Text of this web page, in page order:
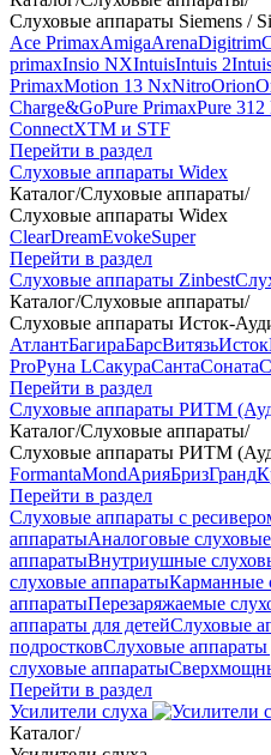
Слуховые аппараты Siemens /
Ace PrimaxAmigaArenaDigitrim
primaxInsio NXIntuisIntuis 2
PrimaxMotion 13 NxNitroOrion
Charge&GoPure PrimaxPure
ConnectXTM и STF
Перейти в раздел
Слуховые аппараты Widex
Каталог/Слуховые аппараты/
Слуховые аппараты Widex
ClearDreamEvokeSuper
Перейти в раздел
Слуховые аппараты Zinbest
Каталог/Слуховые аппараты/
Слуховые аппараты Исток-
АтлантБагираБарсВитязьИсток
ProРуна LСакураСантаСоната
Перейти в раздел
Слуховые аппараты РИТМ
Каталог/Слуховые аппараты/
Слуховые аппараты РИТМ
FormantaMondАрияБризГранд
Перейти в раздел
Слуховые аппараты с
аппаратыАналоговые
аппаратыВнутриушные
слуховые аппаратыКарманные
аппаратыПерезаряжаемые
аппараты для детейСлуховые
подростковСлуховые
слуховые аппараты
Перейти в раздел
Усилители слуха
Каталог/